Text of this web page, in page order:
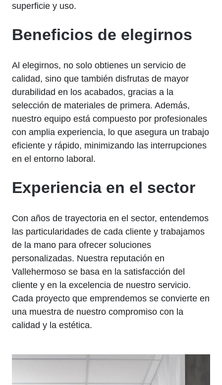
superficie y uso.
Beneficios de elegirnos
Al elegirnos, no solo obtienes un servicio de
calidad, sino que también disfrutas de mayor
durabilidad en los acabados, gracias a la
selección de materiales de primera. Además,
nuestro equipo está compuesto por profesionales
con amplia experiencia, lo que asegura un trabajo
eficiente y rápido, minimizando las interrupciones
en el entorno laboral.
Experiencia en el sector
Con años de trayectoria en el sector, entendemos
las particularidades de cada cliente y trabajamos
de la mano para ofrecer soluciones
personalizadas. Nuestra reputación en
Vallehermoso se basa en la satisfacción del
cliente y en la excelencia de nuestro servicio.
Cada proyecto que emprendemos se convierte en
una muestra de nuestro compromiso con la
calidad y la estética.